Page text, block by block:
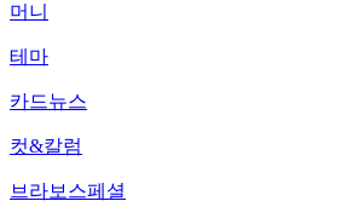
머니
테마
카드뉴스
컷&칼럼
브라보스페셜